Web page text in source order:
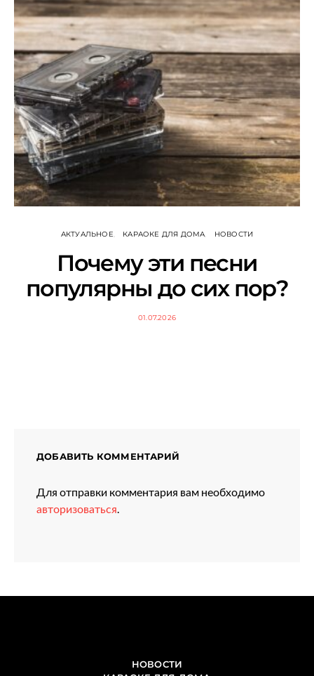
АКТУАЛЬНОЕ КАРАОКЕ ДЛЯ ДОМА НОВОСТИ
Почему эти песни
популярны до сих пор?
01.07.2026
ДОБАВИТЬ КОММЕНТАРИЙ
Для отправки комментария вам необходимо
авторизоваться.
НОВОСТИ